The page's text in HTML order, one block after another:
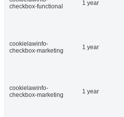
checkbox-functional
1 year
cookielawinfo-
checkbox-marketing
1 year
cookielawinfo-
checkbox-marketing
1 year